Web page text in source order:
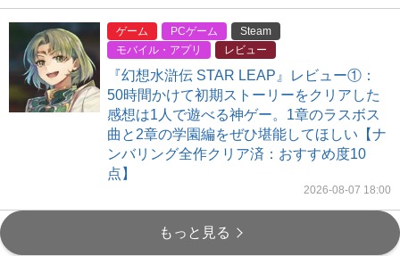
ゲーム PCゲーム
Steam
モバイル・アプリ
レビュー
『幻想水滸伝 STAR LEAP』レビュー①：
50時間かけて初期ストーリーをクリアした
感想は1人で遊べる神ゲー。1章のラスボス
曲と2章の学園編をぜひ堪能してほしい【ナ
ンバリング全作クリア済：おすすめ度10
点】
2026-08-07 18:00
もっと見る